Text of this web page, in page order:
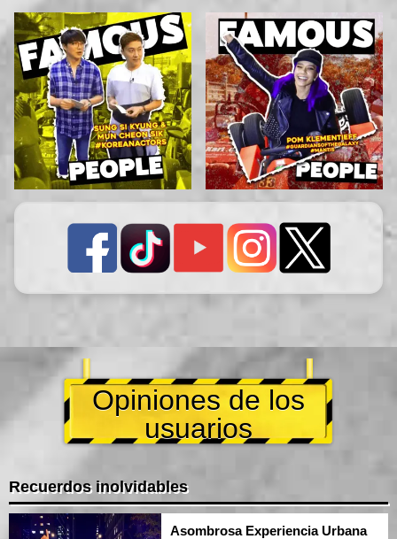
Opiniones de los
usuarios
Recuerdos inolvidables
Asombrosa Experiencia Urbana